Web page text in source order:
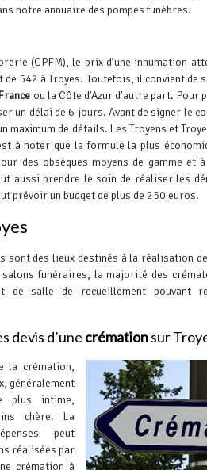
notre annuaire des pompes funèbres.
(CPFM), le prix d’une inhumation
542 à Troyes. Toutefois, il convient de
ou la Côte d’Azur d’autre part.
un délai de 6 jours. Avant de signer le
maximum de détails. Les Troyens et
à noter que la formule la plus
des obsèques moyens de gamme
aussi prendre le soin de réaliser les
prévoir un budget de plus de 250 euros.
sont des lieux destinés à la réalisation
funéraires, la majorité des
de salle de recueillement pouvant
devis d’une crémationsur
la crémation,
généralement
plus intime,
chère. La
peut
réalisées par
crémation à